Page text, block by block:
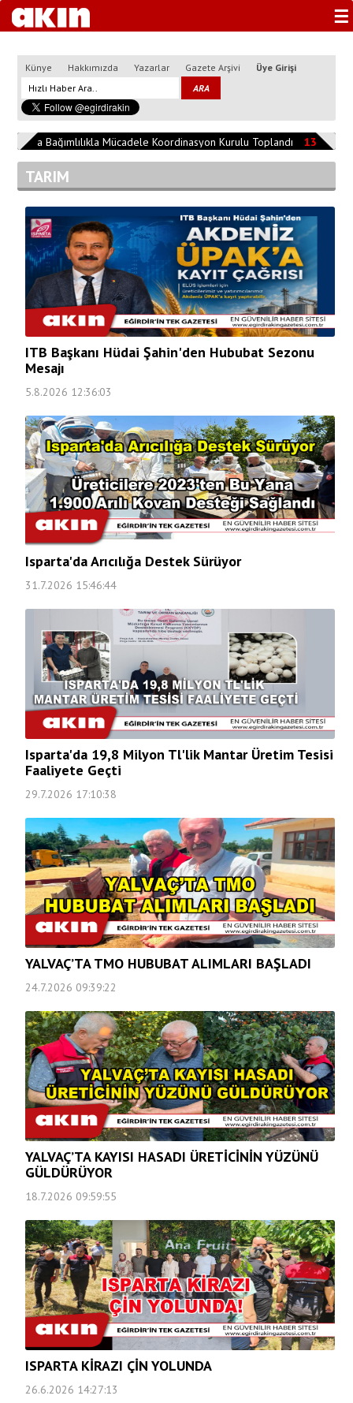
☰
Künye Hakkımızda Yazarlar Gazete Arşivi Üye Girişi
Bağımlılıkla Mücadele Koordinasyon Kurulu Toplandı 13:04:26
TARIM
ITB Başkanı Hüdai Şahin'den Hububat Sezonu
Mesajı
5.8.2026 12:36:03
Isparta'da Arıcılığa Destek Sürüyor
31.7.2026 15:46:44
Isparta'da 19,8 Milyon Tl'lik Mantar Üretim Tesisi
Faaliyete Geçti
29.7.2026 17:10:38
YALVAÇ’TA TMO HUBUBAT ALIMLARI BAŞLADI
24.7.2026 09:39:22
YALVAÇ’TA KAYISI HASADI ÜRETİCİNİN YÜZÜNÜ
GÜLDÜRÜYOR
18.7.2026 09:59:55
ISPARTA KİRAZI ÇİN YOLUNDA
26.6.2026 14:27:13